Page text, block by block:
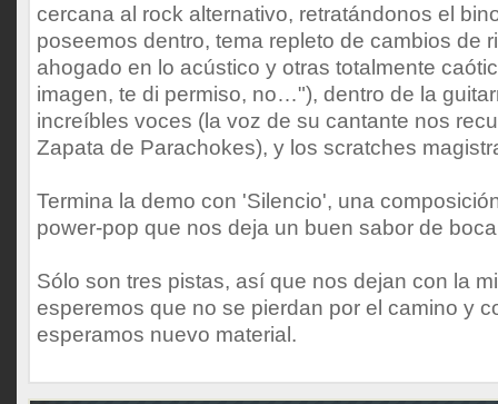
cercana al rock alternativo, retratándonos el
poseemos dentro, tema repleto de cambios de
ahogado en lo acústico y otras totalmente
imagen, te di permiso, no…"), dentro de la
increíbles voces (la voz de su cantante nos
Zapata de Parachokes), y los scratches
Termina la demo con 'Silencio', una
power-pop que nos deja un buen sabor de
Sólo son tres pistas, así que nos dejan con la
esperemos que no se pierdan por el camino y
esperamos nuevo material.